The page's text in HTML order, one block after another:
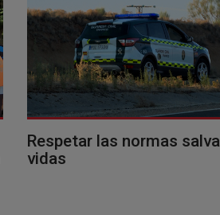
Respetar las normas salva
vidas